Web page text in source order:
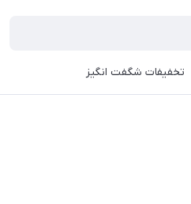
تخفیفات شگفت انگیز